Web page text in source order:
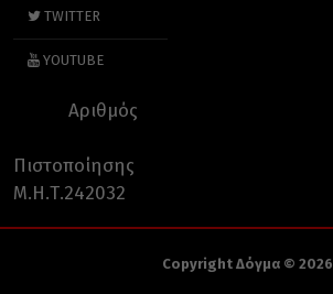
TWITTER
YOUTUBE
Αριθμός
Πιστοποίησης
Μ.Η.Τ.242032
Copyright Δόγμα © 2026